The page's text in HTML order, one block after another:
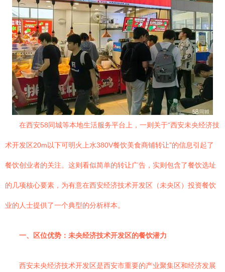
在西安58同城等本地生活服务平台上，一则关于“西安未央经济技
术开发区20m以下可明火上水380V餐饮美食商铺转让”的信息引起了
餐饮创业者的关注。这则看似简单的转让广告，实则包含了餐饮选址
的几项核心要素，为有意在西安经济技术开发区（未央区）投资餐饮
业的人士提供了一个典型的分析样本。
一、区位优势：未央经济技术开发区的餐饮潜力
西安未央经济技术开发区是西安市重要的产业聚集区和经济发展